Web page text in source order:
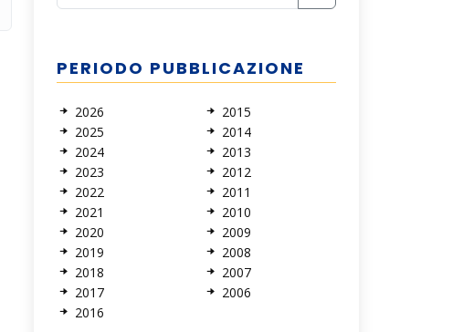
PERIODO PUBBLICAZIONE
2026
2025
2024
2023
2022
2021
2020
2019
2018
2017
2016
2015
2014
2013
2012
2011
2010
2009
2008
2007
2006